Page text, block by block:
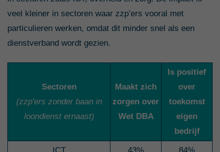
veel kleiner in sectoren waar zzp’ers vooral met
particulieren werken, omdat dit minder snel als een
dienstverband wordt gezien.
Sectoren
(zzp'ers zonder baan in
loondienst ernaast)
Maakt zich
zorgen over
Wet DBA
Is positief
over
toekomst
eigen
bedrijf